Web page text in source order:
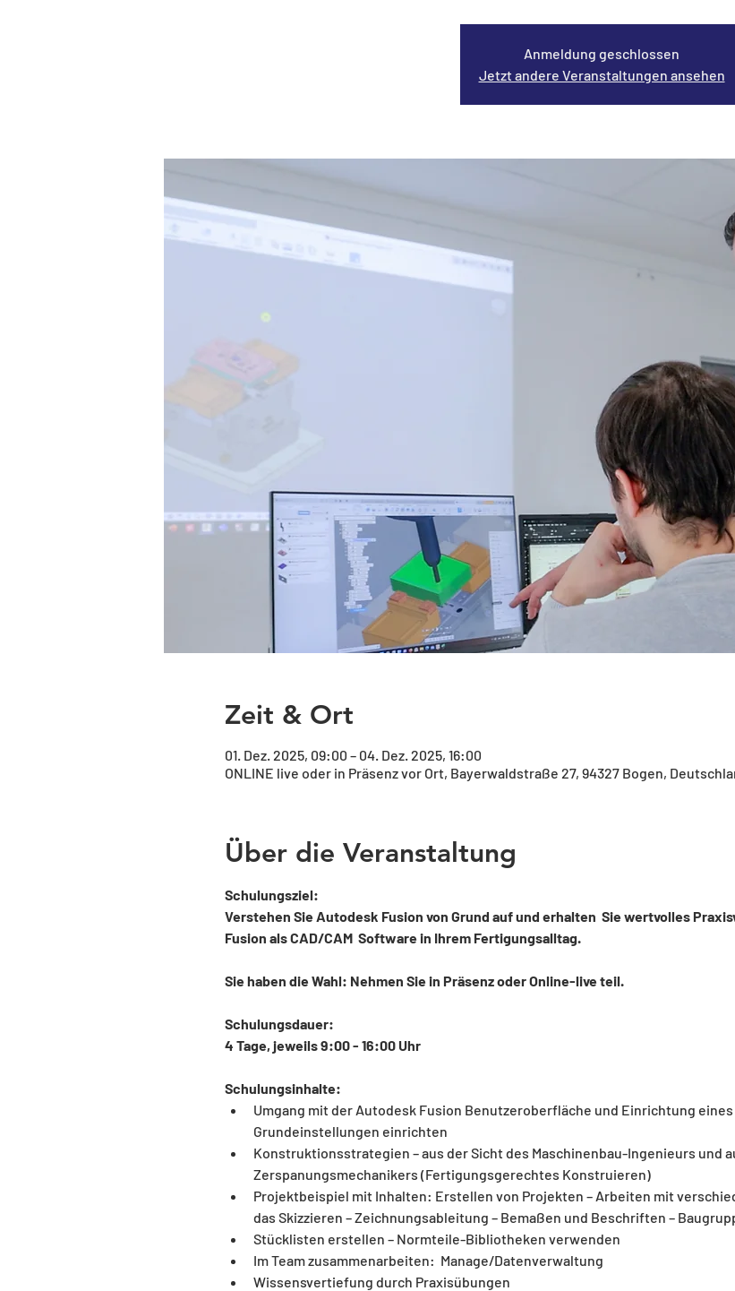
Anmeldung geschlossen
Jetzt andere Veranstaltungen ansehen
Zeit & Ort
01. Dez. 2025, 09:00 – 04. Dez. 2025, 16:00
ONLINE live oder in Präsenz vor Ort, Bayerwaldstraße 27, 94327 Bogen,
Über die Veranstaltung
Schulungsziel:
Verstehen Sie Autodesk Fusion von Grund auf und erhalten  Sie wertvolles
Fusion als CAD/CAM  Software in Ihrem Fertigungsalltag.
Sie haben die Wahl: Nehmen Sie in Präsenz oder Online-live teil.
Schulungsdauer:
4 Tage, jeweils 9:00 - 16:00 Uhr
Schulungsinhalte:
Umgang mit der Autodesk Fusion Benutzeroberfläche und Einrichtung
Grundeinstellungen einrichten
Konstruktionsstrategien – aus der Sicht des Maschinenbau-Ingenieurs und
Zerspanungsmechanikers (Fertigungsgerechtes Konstruieren)
Projektbeispiel mit Inhalten: Erstellen von Projekten – Arbeiten mit
das Skizzieren – Zeichnungsableitung – Bemaßen und Beschriften –
Stücklisten erstellen – Normteile-Bibliotheken verwenden
Im Team zusammenarbeiten:  Manage/Datenverwaltung
Wissensvertiefung durch Praxisübungen